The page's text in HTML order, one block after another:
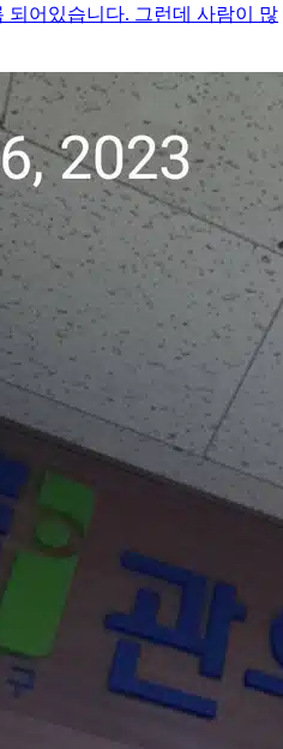
되어있습니다. 그런데 사람이 많